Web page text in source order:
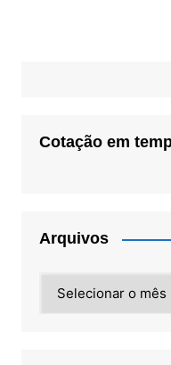
Cotação em
Arquivos